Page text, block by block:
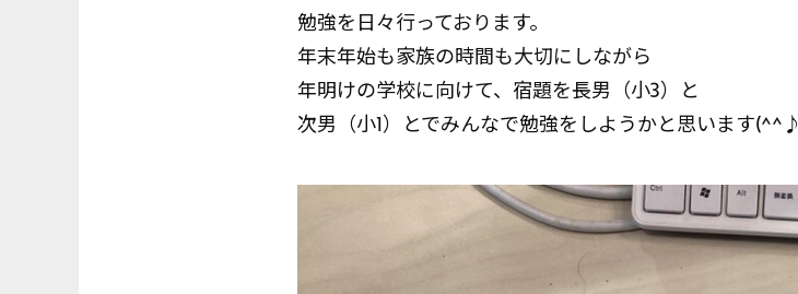
勉強を日々行っております。
年末年始も家族の時間も大切にしながら
年明けの学校に向けて、宿題を長男（小3）と
次男（小1）とでみんなで勉強をしようかと思います(^^♪